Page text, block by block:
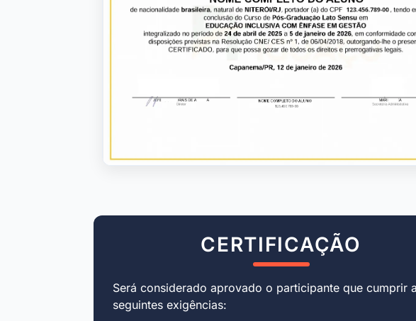
CERTIFICAÇÃO
Será considerado aprovado o participante que cumprir
seguintes exigências: